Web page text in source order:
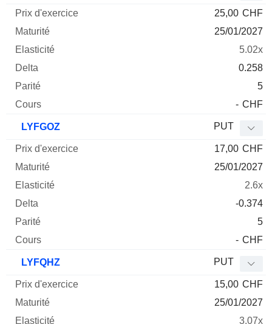
25,00 CHF
25/01/2027
5.02x
0.258
5
- CHF
LYFGOZ PUT
17,00 CHF
25/01/2027
2.6x
-0.374
5
- CHF
LYFQHZ PUT
15,00 CHF
25/01/2027
3.07x